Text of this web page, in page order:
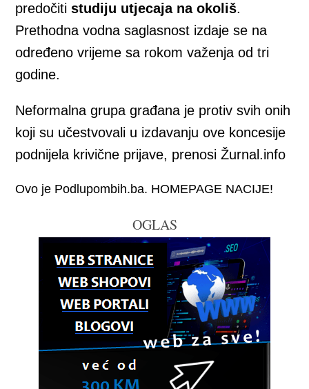
predočitistudiju utjecaja na okoliš.
Prethodna vodna saglasnost izdaje se na
određeno vrijeme sa rokom važenja od tri
godine.
Neformalna grupa građana je protiv svih onih
koji su učestvovali u izdavanju ove koncesije
podnijela krivične prijave, prenosi Žurnal.info
Ovo je Podlupombih.ba. HOMEPAGE NACIJE!
OGLAS